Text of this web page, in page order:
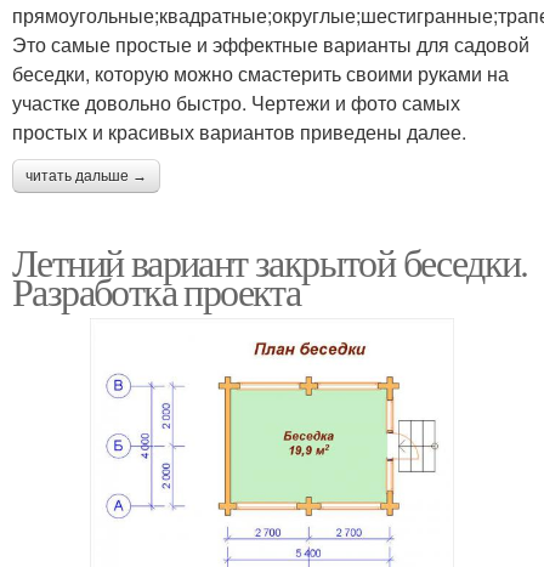
Это самые простые и эффектные варианты для садовой
беседки, которую можно смастерить своими руками на
участке довольно быстро. Чертежи и фото самых
простых и красивых вариантов приведены далее.
читать дальше →
Летний вариант закрытой беседки.
Разработка проекта